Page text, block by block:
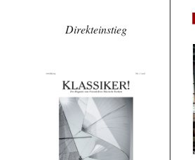
Direkteinstieg